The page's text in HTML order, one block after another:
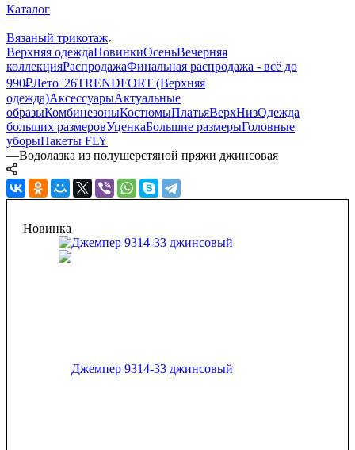
Каталог
—
Вязаный трикотаж
Верхняя одеждаНовинкиОсеньВечерняя
коллекцияРаспродажаФинальная распродажа - всё до
990₽Лето '26TRENDFORT (Верхняя
одежда)АксессуарыАктуальные
образыКомбинезоныКостюмыПлатьяВерхНизОдежда
больших размеровУценкаБольшие размерыГоловные
уборыПакеты FLY
—Водолазка из полушерстяной пряжи джинсовая
Новинка